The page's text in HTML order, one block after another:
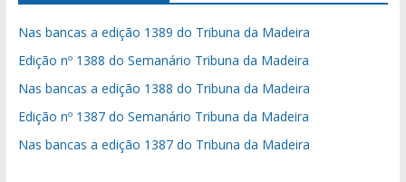
Nas bancas a edição 1389 do Tribuna da Madeira
Edição nº 1388 do Semanário Tribuna da Madeira
Nas bancas a edição 1388 do Tribuna da Madeira
Edição nº 1387 do Semanário Tribuna da Madeira
Nas bancas a edição 1387 do Tribuna da Madeira